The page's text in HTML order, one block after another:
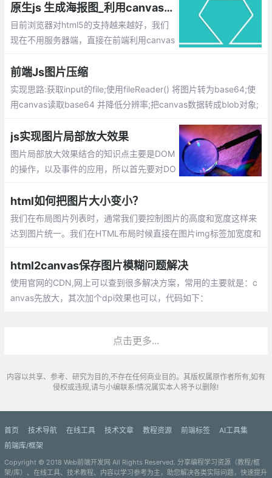
身份证号码。由于很多用户用手机拍摄的照
片
原生js 生成海报图_利用canvas合成图片的实现方法
目前浏览器对html5的支持越来越好，我们
现在不用服务器端，直接在前端利用canvas
何通过原生js 来生成海报图
前端Js图片压缩
实现思路:获取input的file;使用fileReader() 将图片转为base64;使
用canvas读取base64 并降低分辨率;把canvas数据转成blob对象;
js实现图片局部放大效果
图片局部放大效果结合的知识点主要是DOM
的操作，以及事件的应用，所以首先要对DO
有一定的累积。
html如何把图片大小变小？
我们在布局图片列表时，通常我们要控制图片的高度和宽度这样来
达到图片统一。我们在HTML布局时候直接在图片img标签加宽度和
html2canvas保存图片模糊问题解决
使用官网的CDN,网上可以查到很多解决方案，常用的主要就是：c
anvas先放大，其次加个dpi效果也可以，代码如下：
点击更多...
内容以共享、参考、研究为目的,不存在任何商业目的。其版权属原作者所有,如有
侵权或违规,请与小编联系!情况属实本人将予以删除!
首页 技术导航 在线工具 技术文章 教程资源 前端标签
AI工具集
前端库/框架